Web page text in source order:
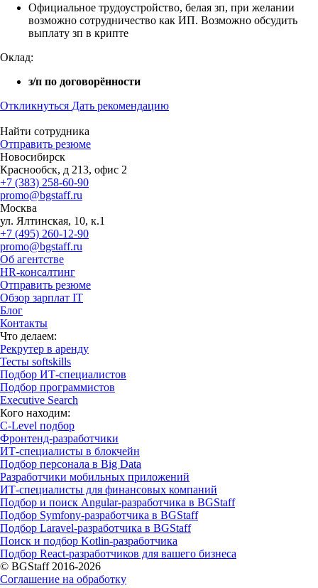
Официальное трудоустройство, белая зп, при желании
возможно сотрудничество как ИП. Возможно обсудить
выплату зп в крипте
Оклад:
з/п по договорённости
Откликнуться Дать рекомендацию
Найти сотрудника
Отправить резюме
Новосибирск
Краснообск, д 213, офис 2
+7 (383) 258-60-90
promo@bgstaff.ru
Москва
ул. Ялтинская, 10, к.1
+7 (495) 260-12-90
promo@bgstaff.ru
Об агентстве
HR-консалтинг
Отправить резюме
Обзор зарплат IT
Блог
Контакты
Что делаем:
Рекрутер в аренду
Тесты softskills
Подбор ИТ-специалистов
Подбор программистов
Executive Search
Кого находим:
С-Level подбор
Фронтенд-разработчики
ИТ-специалисты в блокчейн
Подбор персонала в Big Data
Разработчики мобильных приложений
ИТ-специалисты для финансовых компаний
Подбор и поиск Angular-разработчика в BGStaff
Подбор Symfony-разработчика в BGStaff
Подбор Laravel-разработчика в BGStaff
Поиск и подбор Kotlin-разработчика
Подбор React-разработчиков для вашего бизнеса
© BGStaff 2016-2026
Соглашение на обработку